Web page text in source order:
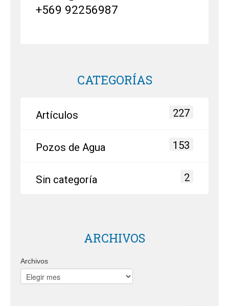
+569 92256987
CATEGORÍAS
Artículos 227
Pozos de Agua 153
Sin categoría 2
ARCHIVOS
Archivos